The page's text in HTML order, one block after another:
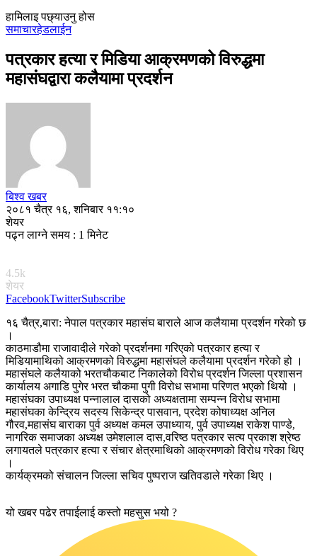
हामिलाइ पछ्याउनु होस
समाचारहेडलाईन
पत्रकार हत्या र मिडिया आक्रमणको विरुद्धमा
महासंघद्वारा कलैयामा प्रदर्शन
बिश्व खबर
२०८१ चैत्र १६, शनिबार ११:१०
शेयर
पढ्न लाग्ने समय : 1 मिनेट
4.5k
शेयर
FacebookTwitterSubscribe
१६ चैत्र,बारा: नेपाल पत्रकार महासंघ बाराले आज कलैयामा प्रदर्शन गरेको छ
।
काठमाडौमा राजावादीले गरेको प्रदर्शनमा गरिएको पत्रकार हत्या र
मिडियामाथिको आक्रमणको विरुद्धमा महासंघले कलैयामा प्रदर्शन गरेको हो ।
महासंघले कलैयाको भरतचौकबाट निकालेको विरोध प्रदर्शन जिल्ला प्रशासन
कार्यालय अगाडि पुगेर भरत चौकमा पुगी विरोध सभामा परिणत भएको थियो ।
महासंघका उपाध्यक्ष पन्नालाल दासको अध्यक्षतामा सम्पन्न विरोध सभामा
महासंघका केन्द्रिय सदस्य सिकेन्द्र पासवान, प्रदेश कोषाध्यक्ष अनिल
गौरव,महासंघ बाराका पुर्व अध्यक्ष कमल उपाध्याय, पुर्व उपाध्यक्ष राकेश पाण्डे,
नागरिक समाजका अध्यक्ष उमेशलाल दास,वरिष्ठ पत्रकार सत्य प्रकाश श्रेष्ठ
लगायतले पत्रकार हत्या र संचार क्षेत्रमाथिको आक्रमणको विरोध गरेका थिए
।
कार्यक्रमको संचालन जिल्ला सचिव पुष्पराज खतिवडाले गरेका थिए ।
यो खबर पढेर तपाईलाई कस्तो महसुस भयो ?